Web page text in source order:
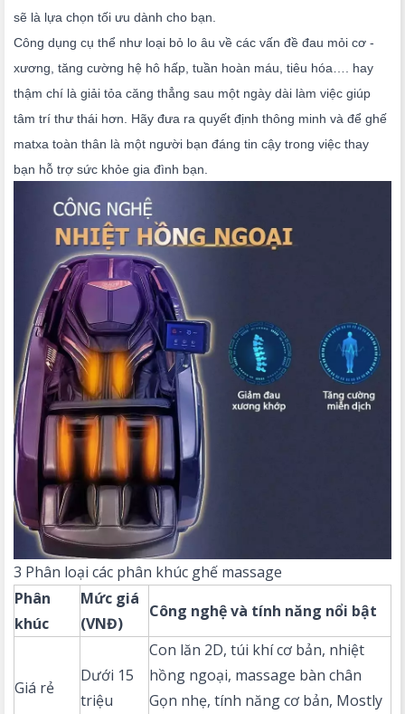
sẽ là lựa chọn tối ưu dành cho bạn.
Công dụng cụ thể như loại bỏ lo âu về các vấn đề đau mỏi cơ -
xương, tăng cường hệ hô hấp, tuần hoàn máu, tiêu hóa…. hay
thậm chí là giải tỏa căng thẳng sau một ngày dài làm việc giúp
tâm trí thư thái hơn. Hãy đưa ra quyết định thông minh và để ghế
matxa toàn thân là một người bạn đáng tin cậy trong việc thay
bạn hỗ trợ sức khỏe gia đình bạn.
3 Phân loại các phân khúc ghế massage
Phân
khúc
Mức giá
(VNĐ)
Công nghệ và tính năng nổi bật
Giá rẻ
Dưới 15
triệu
Con lăn 2D, túi khí cơ bản, nhiệt
hồng ngoại, massage bàn chân
Gọn nhẹ, tính năng cơ bản, Mostly